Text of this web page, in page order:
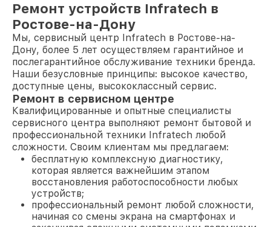
Ремонт устройств Infratech в
Ростове-на-Дону
Мы, сервисный центр Infratech в Ростове-на-
Дону, более 5 лет осуществляем гарантийное и
послегарантийное обслуживание техники бренда.
Наши безусловные принципы: высокое качество,
доступные цены, высококлассный сервис.
Ремонт в сервисном центре
Квалифицированные и опытные специалисты
сервисного центра выполняют ремонт бытовой и
профессиональной техники Infratech любой
сложности. Своим клиентам мы предлагаем:
бесплатную комплексную диагностику,
которая является важнейшим этапом
восстановления работоспособности любых
устройств;
профессиональный ремонт любой сложности,
начиная со смены экрана на смартфонах и